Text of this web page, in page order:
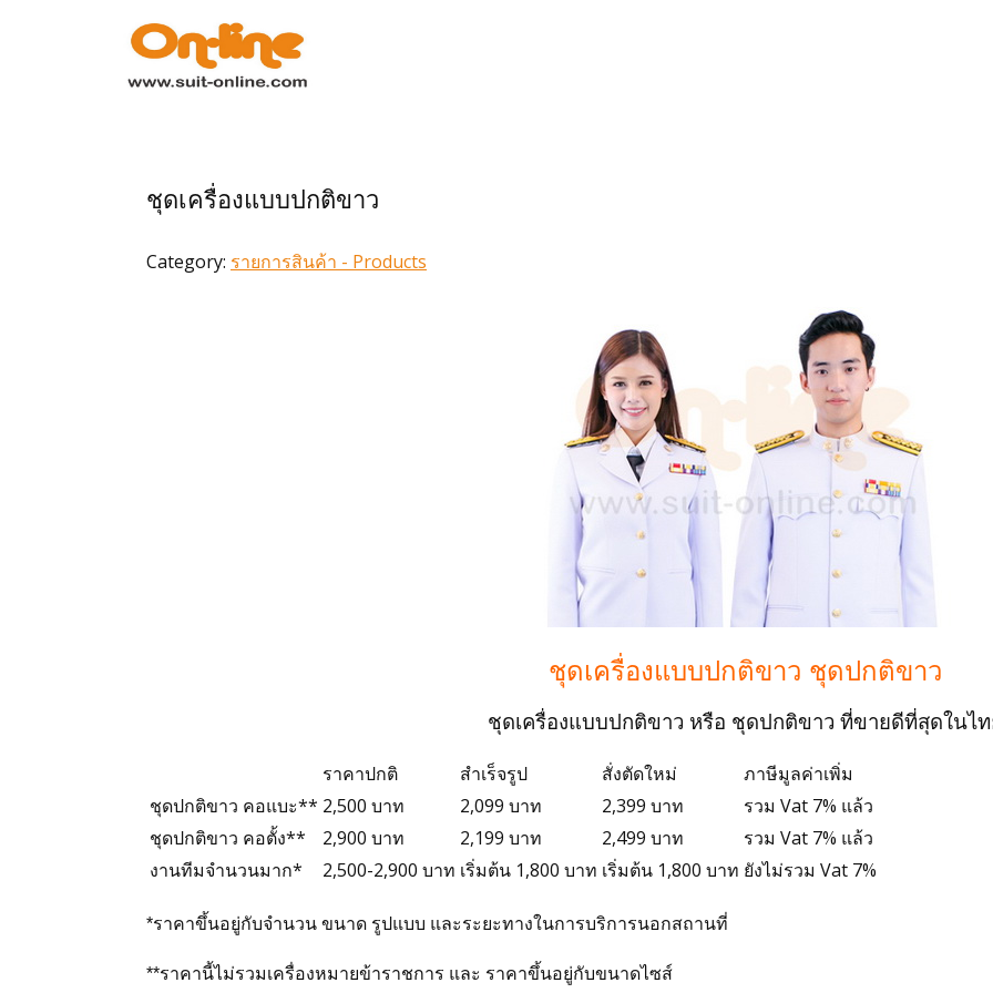
หน้าแรก
ชุดเครื่องแบบปกติขาว
Category: รายการสินค้า - Products
ชุดเครื่องแบบปกติขาว ชุดปกติขาว
ชุดเครื่องแบบปกติขาว หรือ ชุดปกติขาว ที่ขายดีที่สุดในไ
ราคาปกติ สำเร็จรูป สั่งตัดใหม่
ภาษีมูลค่าเพิ่ม
ชุดปกติขาว คอแบะ** 2,500 บาท 2,099 บาท 2,399 บาท
รวม Vat 7% แล้ว
ชุดปกติขาว คอตั้ง**
2,900 บาท 2,199 บาท 2,499 บาท
รวม Vat 7% แล้ว
งานทีมจำนวนมาก*
2,500-2,900 บาท เริ่มต้น 1,800 บาท เริ่มต้น 1,800 บาท ยังไม่รวม Vat 7%
*ราคาขึ้นอยู่กับจำนวน ขนาด รูปแบบ และระยะทางในการบริการนอกสถานที่
**ราคานี้ไม่รวมเครื่องหมายข้าราชการ และ ราคาขึ้นอยู่กับขนาดไซส์